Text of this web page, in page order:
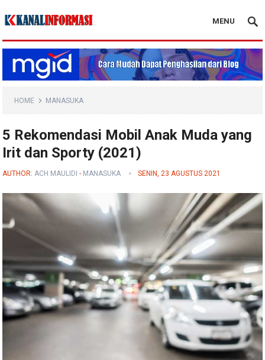
Blog Kanal Info
MENU
HOME MANASUKA
5 Rekomendasi Mobil Anak Muda yang
Irit dan Sporty (2021)
AUTHOR:ACH MAULIDI - MANASUKA SENIN, 23 AGUSTUS 2021